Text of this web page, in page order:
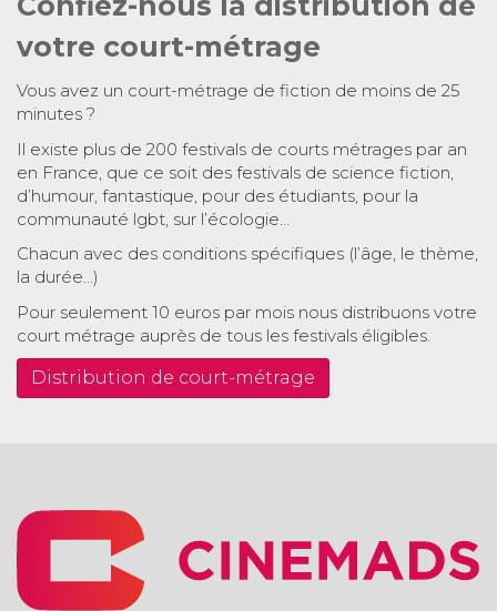
votre court-métrage
Vous avez un court-métrage de fiction de moins de 25
minutes ?
Il existe plus de 200 festivals de courts métrages par an
en France, que ce soit des festivals de science fiction,
d’humour, fantastique, pour des étudiants, pour la
communauté lgbt, sur l’écologie…
Chacun avec des conditions spécifiques (l’âge, le thème,
la durée…)
Pour seulement 10 euros par mois nous distribuons votre
court métrage auprès de tous les festivals éligibles.
Distribution de court-métrage